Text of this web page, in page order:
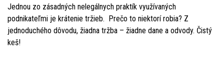
Jednou zo zásadných nelegálnych praktík využívaných
podnikateľmi je krátenie tržieb. Prečo to niektorí robia? Z
jednoduchého dôvodu, žiadna tržba – žiadne dane a odvody. Čistý
keš!